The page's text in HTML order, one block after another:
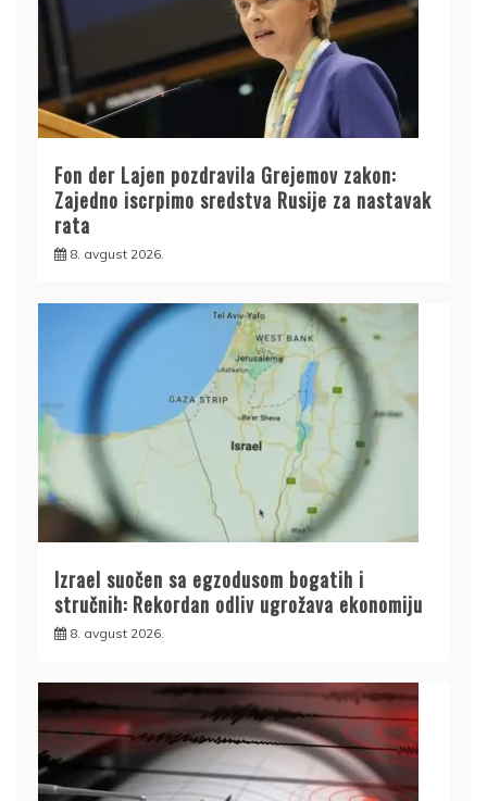
Fon der Lajen pozdravila Grejemov zakon:
Zajedno iscrpimo sredstva Rusije za nastavak
rata
8. avgust 2026.
Izrael suočen sa egzodusom bogatih i
stručnih: Rekordan odliv ugrožava ekonomiju
8. avgust 2026.